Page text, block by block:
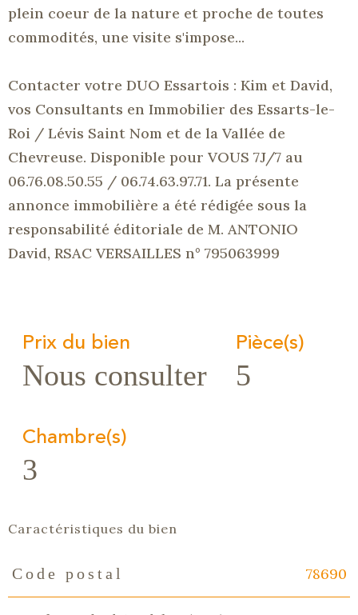
plein coeur de la nature et proche de toutes
commodités, une visite s'impose...
Contacter votre DUO Essartois : Kim et David,
vos Consultants en Immobilier des Essarts-le-
Roi / Lévis Saint Nom et de la Vallée de
Chevreuse. Disponible pour VOUS 7J/7 au
06.76.08.50.55 / 06.74.63.97.71. La présente
annonce immobilière a été rédigée sous la
responsabilité éditoriale de M. ANTONIO
David, RSAC VERSAILLES n° 795063999
Prix du bien
Nous consulter
Pièce(s)
5
Chambre(s)
3
Caractéristiques du bien
Caractéristiques
Code postal 78690